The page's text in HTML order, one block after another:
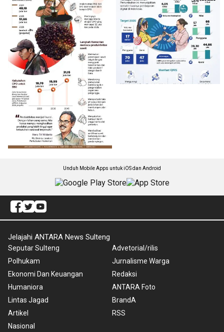
Unduh Mobile Apps untuk iOS dan Android
Jelajahi ANTARA News Sulteng
Seputar Sulteng
Polhukam
Ekonomi Dan Keuangan
Humaniora
Lintas Jagad
Artikel
Nasional
Advetorial/rilis
Jurnalisme Warga
Redaksi
ANTARA Foto
BrandA
RSS